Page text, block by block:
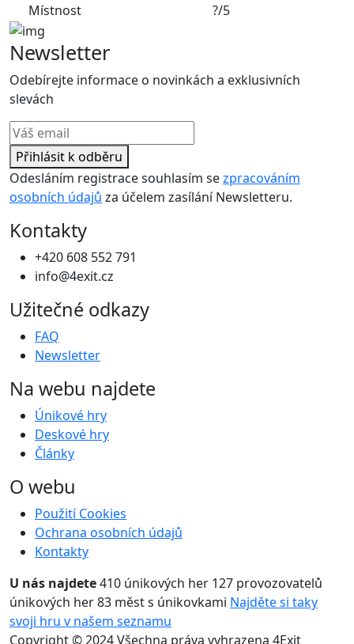
Místnost
?/5
Newsletter
Odebírejte informace o novinkách a exklusivních
slevách
Přihlásit k odběru
Odesláním registrace souhlasím sezpracováním
osobních údajů za účelem zasílání Newsletteru.
Kontakty
+420 608 552 791
info@4exit.cz
Užitečné odkazy
FAQ
Newsletter
Na webu najdete
Únikové hry
Deskové hry
Články
O webu
Použití Cookies
Ochrana osobních údajů
Kontakty
U nás najdete410 únikových her 127 provozovatelů
únikových her83 měst s únikovkami Najděte si taky
svoji hru v našem seznamu
Copyright © 2024 Všechna práva vyhrazena 4Exit